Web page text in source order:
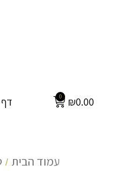
₪0.00
0
עמוד הבית /